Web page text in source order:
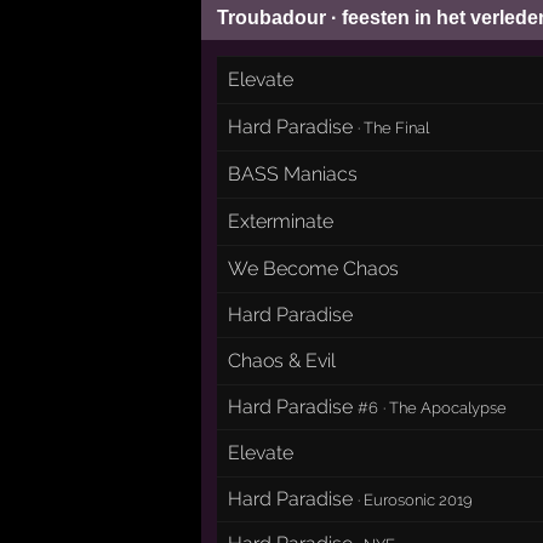
Troubadour · feesten in het
Elevate
Hard Paradise ·The Final
BASS Maniacs
Exterminate
We Become Chaos
Hard Paradise
Chaos & Evil
Hard Paradise#6 ·The Apocalypse
Elevate
Hard Paradise · Eurosonic 2019